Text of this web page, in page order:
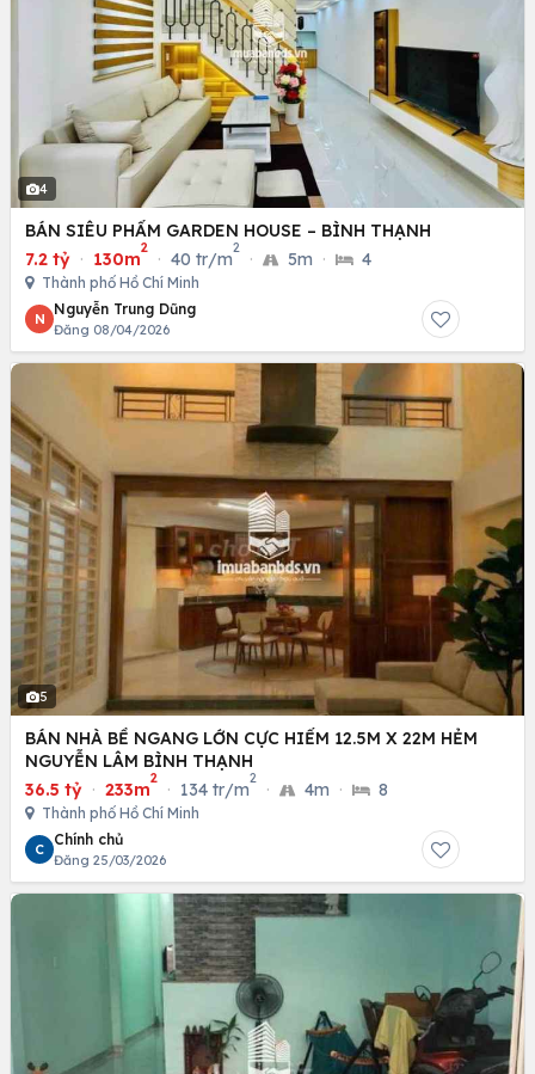
4
BÁN SIÊU PHẨM GARDEN HOUSE – BÌNH THẠNH
7.2 tỷ · 130m
2
· 40 tr/m
2
· 5m · 4
Thành phố Hồ Chí Minh
N
Nguyễn Trung Dũng
Đăng 08/04/2026
5
BÁN NHÀ BỀ NGANG LỚN CỰC HIẾM 12.5M X 22M HẺM
NGUYỄN LÂM BÌNH THẠNH
36.5 tỷ · 233m
2
· 134 tr/m
2
· 4m · 8
Thành phố Hồ Chí Minh
C
Chính chủ
Đăng 25/03/2026